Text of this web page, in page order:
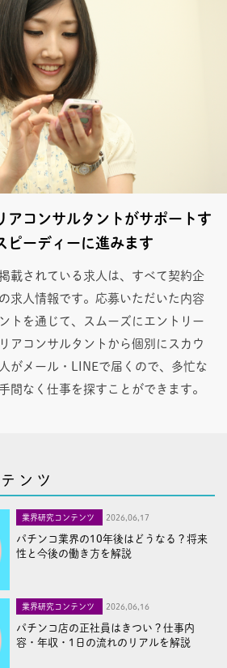
アコンサルタントがサポートす
ピーディーに進みます
載されている求人は、すべて契約企
求人情報です。応募いただいた内容
トを通じて、スムーズにエントリー
アコンサルタントから個別にスカウ
がメール・LINEで届くので、多忙な
間なく仕事を探すことができます。
ンツ
業界研究コンテンツ 2026,06,17
パチンコ業界の10年後はどうなる？将来
性と今後の働き方を解説
業界研究コンテンツ 2026,06,16
パチンコ店の正社員はきつい？仕事内
容・年収・1日の流れのリアルを解説